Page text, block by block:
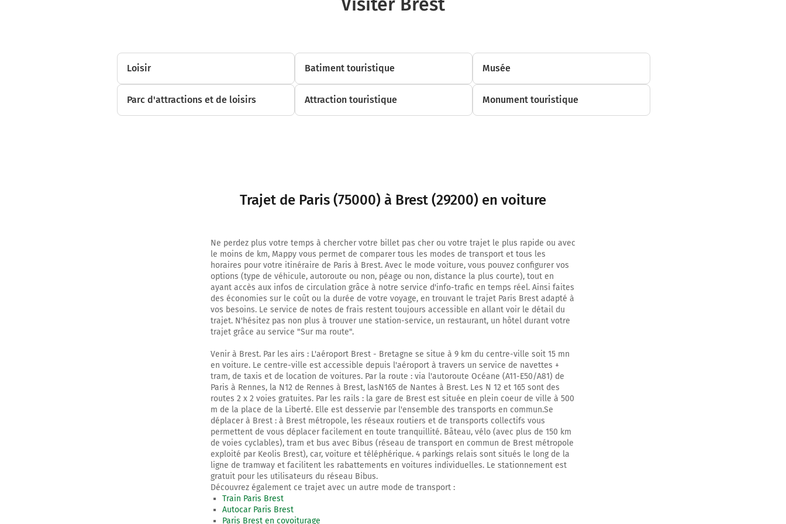
PORTE DE BERCY
Parc Bercy
4,3 km
kilomètres
Orly-Lyon
Périphérique Intérieur
Quai d'Ivry
Porte d'Italie
Boulevard Périphérique
Prendre à droite et rejoindre A6b. Continuer sur 5,6 kilomètres
A6b
A10
BORDEAUX-NANTES
LYON-ÉVRY
ORLY-RUNGIS
Autoroute du Soleil
Autoroute du Soleil
7,0 km
12,6 km
Loisir Batiment touristique Musée
Parc d'attractions et de loisirs Attraction touristique Monument touristique
Trajet de Paris (75000) à Brest (29200) en voiture
Ne perdez plus votre temps à chercher votre billet pas cher ou votre trajet le plus rapide ou avec
le moins de km, Mappy vous permet de comparer tous les modes de transport et tous les
horaires pour votre itinéraire de Paris à Brest. Avec le mode voiture, vous pouvez configurer vos
options (type de véhicule, autoroute ou non, péage ou non, distance la plus courte), tout en
ayant accès aux infos de circulation grâce à notre service d'info-trafic en temps réel. Ainsi faites
des économies sur le coût ou la durée de votre voyage, en trouvant le trajet Paris Brest adapté à
vos besoins. Le service de notes de frais restent toujours accessible en allant voir le détail du
trajet. N'hésitez pas non plus à trouver une station-service, un restaurant, un hôtel durant votre
trajet grâce au service "Sur ma route".
Venir à Brest. Par les airs : L'aéroport Brest - Bretagne se situe à 9 km du centre-ville soit 15 mn
en voiture. Le centre-ville est accessible depuis l'aéroport à travers un service de navettes +
tram, de taxis et de location de voitures. Par la route : via l'autoroute Océane (A11-E50/A81) de
Paris à Rennes, la N12 de Rennes à Brest, lasN165 de Nantes à Brest. Les N 12 et 165 sont des
routes 2 x 2 voies gratuites. Par les rails : la gare de Brest est située en plein coeur de ville à 500
m de la place de la Liberté. Elle est desservie par l'ensemble des transports en commun.Se
déplacer à Brest : à Brest métropole, les réseaux routiers et de transports collectifs vous
permettent de vous déplacer facilement en toute tranquillité. Bâteau, vélo (avec plus de 150 km
de voies cyclables), tram et bus avec Bibus (réseau de transport en commun de Brest métropole
exploité par Keolis Brest), car, voiture et téléphérique. 4 parkings relais sont situés le long de la
ligne de tramway et facilitent les rabattements en voitures individuelles. Le stationnement est
gratuit pour les utilisateurs du réseau Bibus.
Découvrez également ce trajet avec un autre mode de transport :
Train Paris Brest
Autocar Paris Brest
Paris Brest en covoiturage